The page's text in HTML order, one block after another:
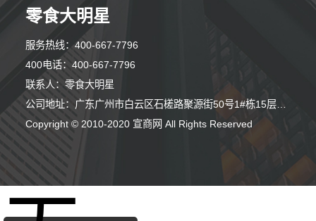
零食大明星
服务热线：400-667-7796
400电话：400-667-7796
联系人：零食大明星
公司地址：广东广州市白云区石槎路聚源街50号1#栋15层1508室
Copyright © 2010-2020 宣商网 All Rights Reserved
7分钟前 胡先生 正在咨询